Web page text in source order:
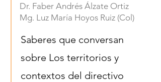
Dr. Faber Andrés Álzate Ortiz
Mg. Luz María Hoyos Ruiz (Col)
Saberes que conversan
sobre Los territorios y
contextos del directivo